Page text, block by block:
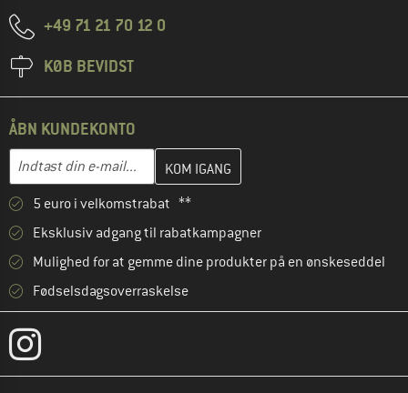
+49 71 21 70 12 0
KØB BEVIDST
ÅBN KUNDEKONTO
E-mail-adresse
Indtast din e-mailadresse her, og opret i næste trin din
5 euro i velkomstrabat **
Eksklusiv adgang til rabatkampagner
Mulighed for at gemme dine produkter på en ønskeseddel
Fødselsdagsoverraskelse